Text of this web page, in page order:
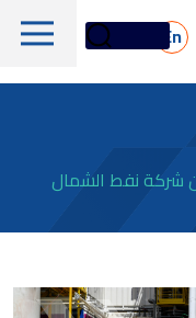
En
شركة نفط الشمال